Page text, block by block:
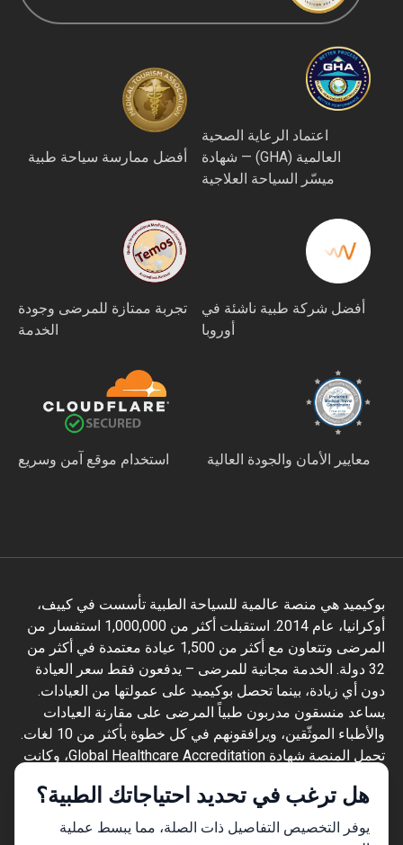
هل ترغب في تحديد احتياجاتك الطبية؟
يوفر التخصيص التفاصيل ذات الصلة، مما يبسط عملية
اعتماد الرعاية الصحية
العالمية (GHA) — شهادة
ميسّر السياحة العلاجية
أفضل ممارسة سياحة طبية
أفضل شركة طبية ناشئة في
أوروبا
تجربة ممتازة للمرضى وجودة
الخدمة
معايير الأمان والجودة العالية استخدام موقع آمن وسريع
بوكيميد هي منصة عالمية للسياحة الطبية تأسست في كييف،
أوكرانيا، عام 2014. استقبلت أكثر من 1,000,000 استفسار من
المرضى وتتعاون مع أكثر من 1,500 عيادة معتمدة في أكثر من
32 دولة. الخدمة مجانية للمرضى – يدفعون فقط سعر العيادة
دون أي زيادة، بينما تحصل بوكيميد على عمولتها من العيادات.
يساعد منسقون مدربون طبياً المرضى على مقارنة العيادات
والأطباء الموثّقين، ويرافقونهم في كل خطوة بأكثر من 10 لغات.
تحمل المنصة شهادة Global Healthcare Accreditation، وكانت
Trustpilot و4.4 على Google Reviews.
المعلومات المقدمة على الموقع ليست دليلاً